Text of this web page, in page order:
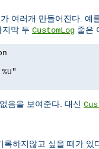
여러개 만들어진다. 예
막 두 CustomLog 줄은
음을 보여준다. 대신
하지않고 싶을 때가 있